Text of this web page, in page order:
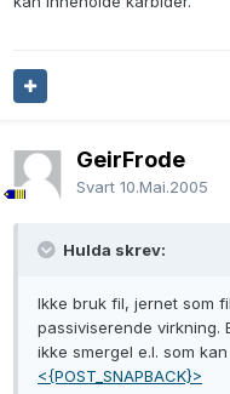
GeirFrode
Svart 10.Mai.2005
Hulda skrev:
Ikke bruk fil, jernet som
passiviserende virkning.
ikke smergel e.l. som
<{POST_SNAPBACK}>